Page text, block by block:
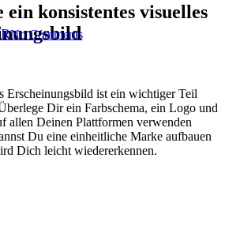
No Comments4 min read
ein konsistentes visuelles
Erscheinungsbild ist ein wichtiger Teil
Dir ein Farbschema, ein Logo und
allen Deinen Plattformen verwenden
Du eine einheitliche Marke aufbauen
Dich leicht wiedererkennen.